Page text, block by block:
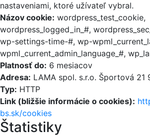
nastaveniami, ktoré užívateľ vybral.
Názov cookie: wordpress_test_cookie,
wordpress_logged_in_#,
wp-settings-time-#, wp-
wpml_current_admin_language_#,
Platnosť do: 6 mesiacov
Adresa: LAMA spol. s.r.o. Športová 21
Typ: HTTP
Link (bližšie informácie o cookies):
bs.sk/cookies
Štatistiky